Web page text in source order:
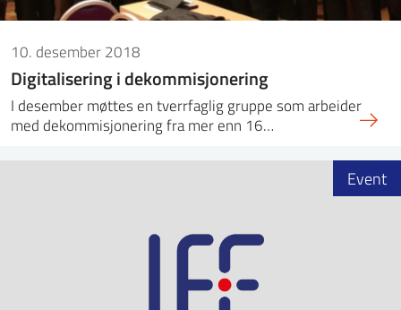
10. desember 2018
Digitalisering i dekommisjonering
I desember møttes en tverrfaglig gruppe som arbeider
med dekommisjonering fra mer enn 16…
Event